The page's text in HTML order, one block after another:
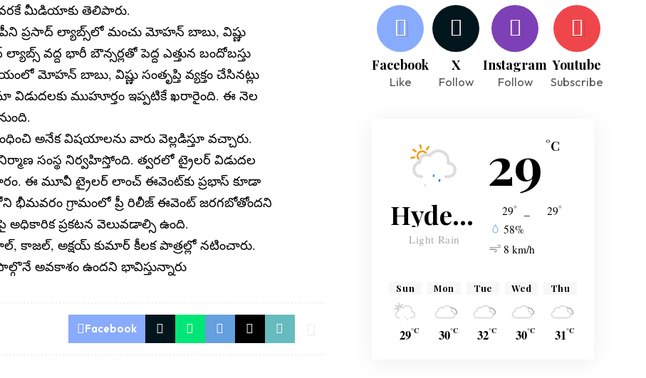
మీడియాకు తెలిపారు.
ప్రసాద్ ల్యాబ్స్‌లో మంచు మోహన్ బాబు, విష్ణు
వద్ద భారీ బౌన్సర్లతో పెద్ద ఎత్తున బందోబస్తు
మోహన్ బాబు, విష్ణు సంతృప్తి వ్యక్తం చేసినట్లు
ముహూర్తం ఇప్పటికే ఖరారైంది. ఈ నెల
అనేక విషయాలను వారు వెల్లడిస్తూ వచ్చారు.
సంస్థ నిర్వహిస్తోంది. త్వరలో ట్రైలర్ విడుదల
ఈ మూవీ ట్రైలర్ లాంచ్ ఈవెంట్‌కు ప్రభాస్ కూడా
భీమవరం గ్రామంలో ప్రీ రిలీజ్ ఈవెంట్ జరగబోతోందని
అధికారిక ప్రకటన వెలువడాల్సి ఉంది.
అక్షయ్ కుమార్ కీలక పాత్రల్లో నటించారు.
అవకాశం ఉందని భావిస్తున్నారు
Facebook
Facebook
Like
X
Follow
Instagram
Follow
Youtube
Subscribe
29 °C
Hyderabad
Light Rain
29° 29°
58%
8 km/h
Sun
29°C
Mon
30°C
Tue
32°C
Wed
30°C
Thu
31°C